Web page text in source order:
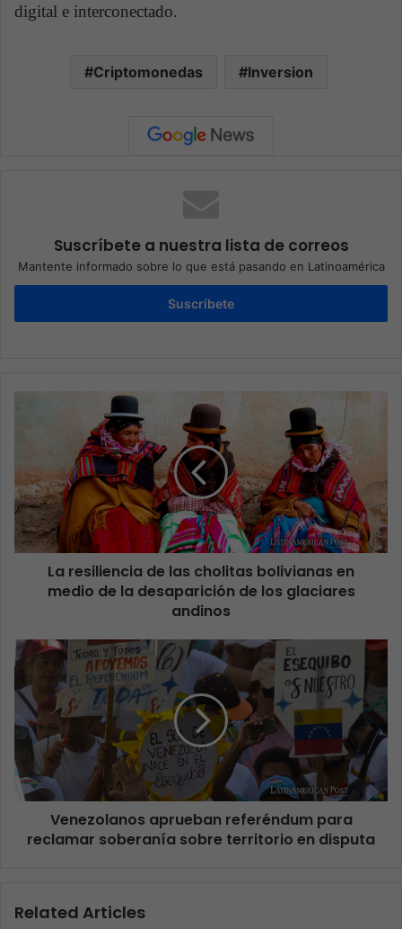
digital e interconectado.
Criptomonedas Inversion
Suscríbete a nuestra lista de correos
Mantente informado sobre lo que está pasando en Latinoamérica
Suscríbete
La resiliencia de las cholitas bolivianas en
medio de la desaparición de los glaciares
andinos
Venezolanos aprueban referéndum para
reclamar soberanía sobre territorio en disputa
Related Articles